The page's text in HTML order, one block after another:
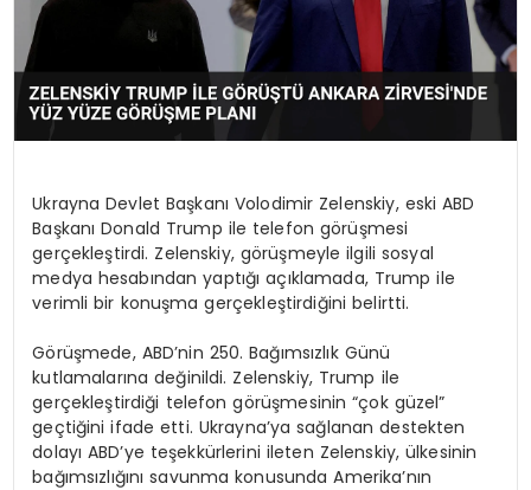
Ukrayna Devlet Başkanı Volodimir Zelenskiy, eski ABD
Başkanı Donald Trump ile telefon görüşmesi
gerçekleştirdi. Zelenskiy, görüşmeyle ilgili sosyal
medya hesabından yaptığı açıklamada, Trump ile
verimli bir konuşma gerçekleştirdiğini belirtti.
Görüşmede, ABD’nin 250. Bağımsızlık Günü
kutlamalarına değinildi. Zelenskiy, Trump ile
gerçekleştirdiği telefon görüşmesinin “çok güzel”
geçtiğini ifade etti. Ukrayna’ya sağlanan destekten
dolayı ABD’ye teşekkürlerini ileten Zelenskiy, ülkesinin
bağımsızlığını savunma konusunda Amerika’nın